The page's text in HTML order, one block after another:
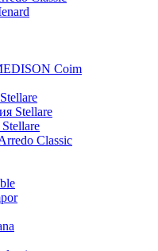
Coim
Stellare
Classic